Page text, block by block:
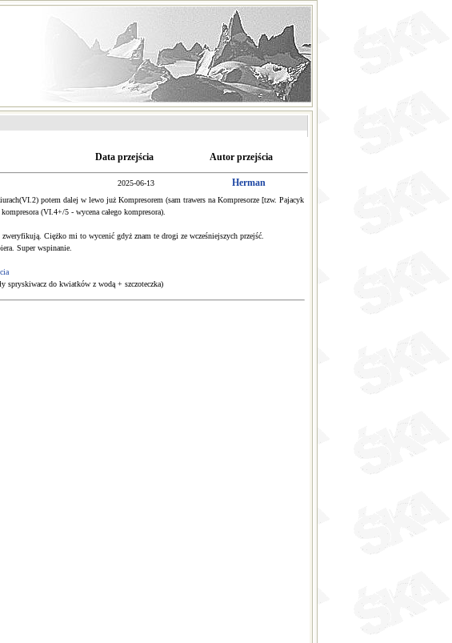
Data przejścia Autor przejścia
2025-06-13 Herman
potem dalej w lewo już Kompresorem (sam trawers na Kompresorze [tzw. Pajacyk
(VI.4+/5 - wycena całego kompresora).
Ciężko mi to wycenić gdyż znam te drogi ze wcześniejszych przejść.
Super wspinanie.
spryskiwacz do kwiatków z wodą + szczoteczka)